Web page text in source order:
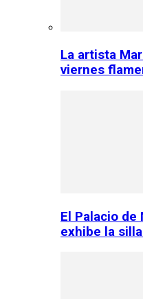
La artista
viernes
El Palacio de
exhibe la